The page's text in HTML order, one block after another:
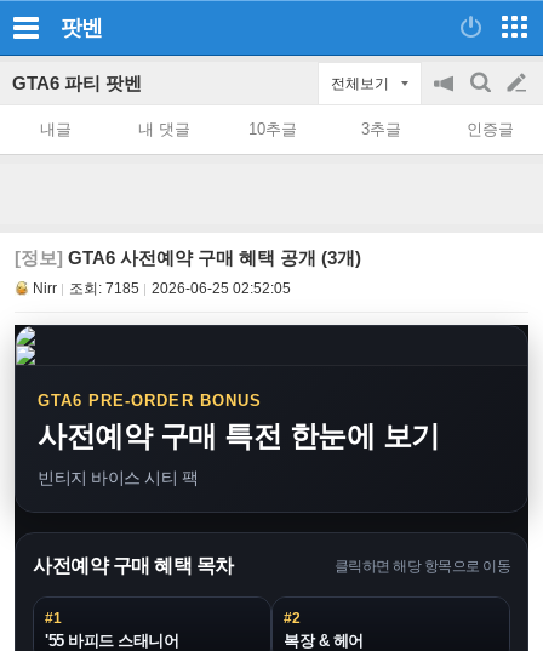
팟벤
GTA6 파티 팟벤 전체보기
공
on/off
검
색
글
쓰
내글 내 댓글 10추글 3추글 인증글
[정보] GTA6 사전예약 구매 혜택 공개 (3개)
Nirr 조회: 7185 2026-06-25 02:52:05
GTA6 PRE-ORDER BONUS
사전예약 구매 특전 한눈에 보기
빈티지 바이스 시티 팩
사전예약 구매 혜택 목차 클릭하면 해당 항목으로 이동
#1
'55 바피드 스태니어
#2
복장 & 헤어